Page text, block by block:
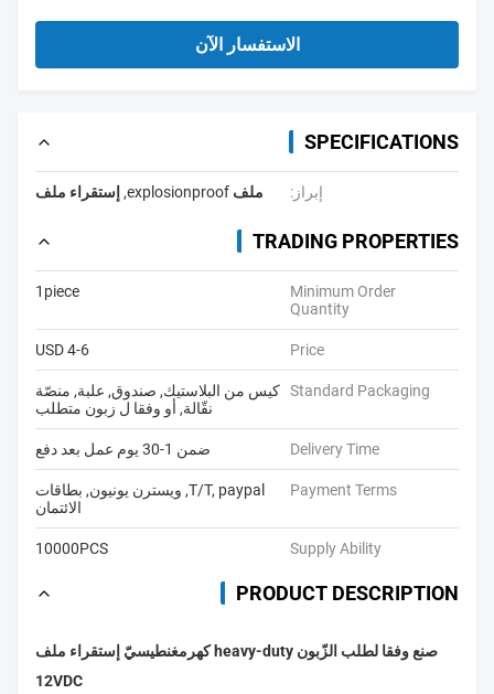
الاستفسار الآن
SPECIFICATIONS
إبراز: ملف explosionproof , إستقراء ملف
TRADING PROPERTIES
Minimum Order
Quantity
1piece
Price
USD 4-6
Standard Packaging كيس من البلاستيك, صندوق, علبة, منصّة
نقّالة, أو وفقا ل زبون متطلب
Delivery Time ضمن 1-30 يوم عمل بعد دفع
Payment Terms
T/T, paypal, ويسترن يونيون, بطاقات
الائتمان
Supply Ability
10000PCS
PRODUCT DESCRIPTION
صنع وفقا لطلب الزّبون heavy-duty كهرمغنطيسيّ إستقراء ملف
12VDC